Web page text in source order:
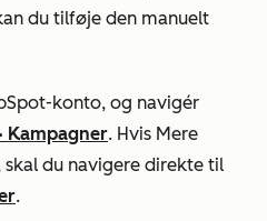
du tilføje den manuelt
konto, og navigér
Kampagner. Hvis Mere
du navigere direkte til
.